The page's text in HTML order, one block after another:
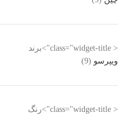
< class="widget-title">برند
ویپرسو (9)
< class="widget-title">رنگ